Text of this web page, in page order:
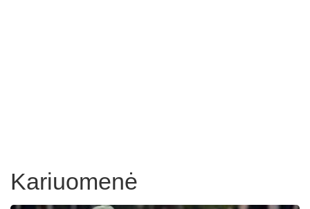
Kariuomenė